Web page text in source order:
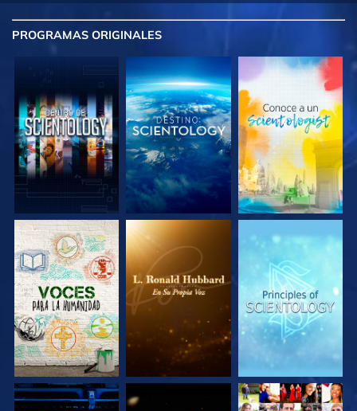
PROGRAMAS ORIGINALES
EXPLORA LAS
SERIES
EXPLORA LAS
SERIES
EXPLORA LAS
SERIES